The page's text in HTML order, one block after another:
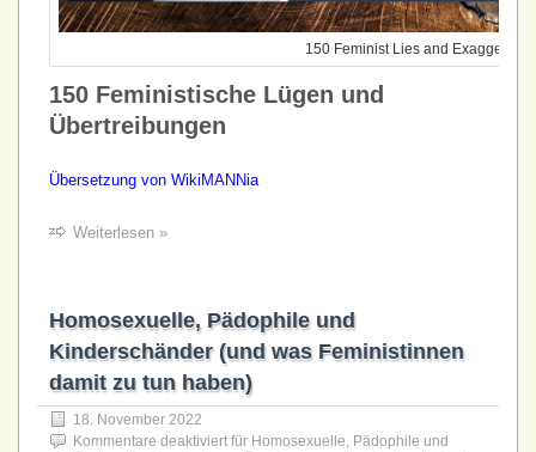
150 Feminist Lies and
150 Feministische Lügen und
Übertreibungen
Übersetzung von WikiMANNia
Weiterlesen »
Homosexuelle, Pädophile und
Kinderschänder (und was Feministinnen
damit zu tun haben)
18. November 2022
Kommentare deaktiviert für Homosexuelle, Pädophile und